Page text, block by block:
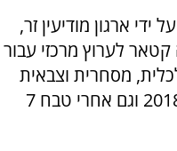
ארגון מודיעין זר,
לערוץ מרכזי עבור
מסחרית וצבאית
מאז ביטול הסכם הגרעין בשנת 2018 וגם אחרי טבח 7